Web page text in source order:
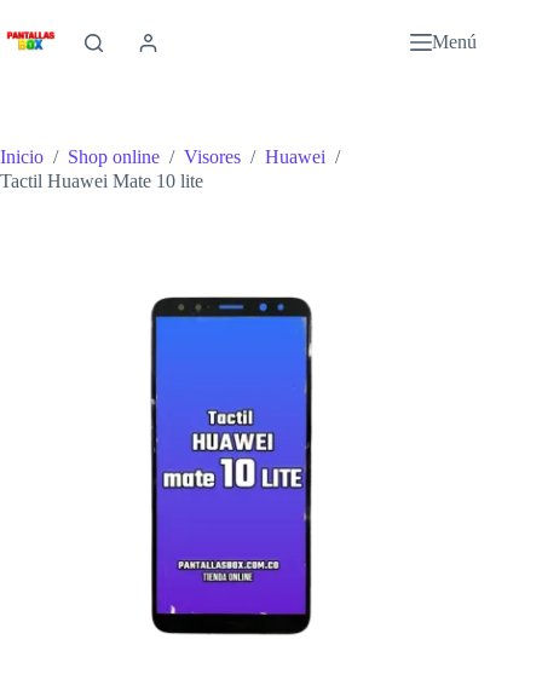
al
contenido
Menú
Inicio / Shop online / Visores / Huawei /
Tactil Huawei Mate 10 lite